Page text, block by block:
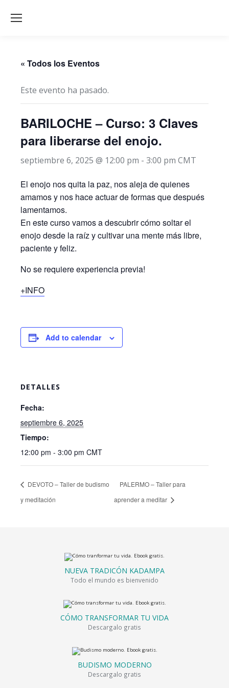
« Todos los Eventos
Este evento ha pasado.
BARILOCHE – Curso: 3 Claves
para liberarse del enojo.
septiembre 6, 2025 @ 12:00 pm - 3:00 pm CMT
El enojo nos quita la paz, nos aleja de quienes
amamos y nos hace actuar de formas que después
lamentamos.
En este curso vamos a descubrir cómo soltar el
enojo desde la raíz y cultivar una mente más libre,
paciente y feliz.
No se requiere experiencia previa!
+INFO
Add to calendar
DETALLES
Fecha:
septiembre 6, 2025
Tiempo:
12:00 pm - 3:00 pm CMT
DEVOTO – Taller de budismo
y meditación
PALERMO – Taller para
aprender a meditar
NUEVA TRADICÓN KADAMPA
Todo el mundo es bienvenido
CÓMO TRANSFORMAR TU VIDA
Descargalo gratis
BUDISMO MODERNO
Descargalo gratis